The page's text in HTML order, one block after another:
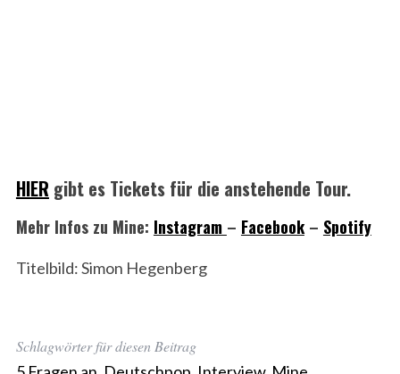
HIER gibt es Tickets für die anstehende Tour.
Mehr Infos zu Mine: Instagram – Facebook– Spotify
Titelbild: Simon Hegenberg
Schlagwörter für diesen Beitrag